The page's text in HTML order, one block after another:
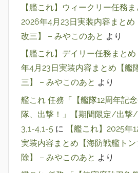
【艦これ】ウィークリー任務ま
2026年4月23日実装内容まと
改三】 – みやこのあと より
【艦これ】デイリー任務まとめ
年4月23日実装内容まとめ【艦
三】 – みやこのあと より
艦これ 任務「【艦隊12周年記
隊、出撃！」【期間限定/出撃/
3,1-4,1-5 に
【艦これ】2025年
実装内容まとめ【海防戦艦ト
除】 – みやこのあと より